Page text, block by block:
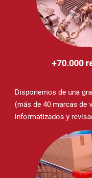
+70.000
Disponemos de una
(más de 40 marcas de
informatizados y